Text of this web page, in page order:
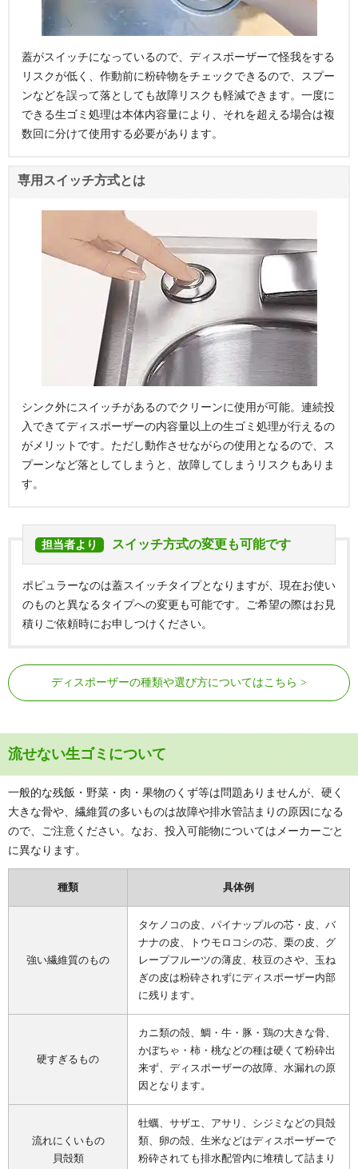
蓋がスイッチになっているので、ディスポーザーで怪我をする
リスクが低く、作動前に粉砕物をチェックできるので、スプー
ンなどを誤って落としても故障リスクも軽減できます。一度に
できる生ゴミ処理は本体内容量により、それを超える場合は複
数回に分けて使用する必要があります。
専用スイッチ方式とは
シンク外にスイッチがあるのでクリーンに使用が可能。連続投
入できてディスポーザーの内容量以上の生ゴミ処理が行えるの
がメリットです。ただし動作させながらの使用となるので、ス
プーンなど落としてしまうと、故障してしまうリスクもありま
す。
担当者より スイッチ方式の変更も可能です
ポピュラーなのは蓋スイッチタイプとなりますが、現在お使い
のものと異なるタイプへの変更も可能です。ご希望の際はお見
積りご依頼時にお申しつけください。
ディスポーザーの種類や選び方についてはこちら
流せない生ゴミについて
一般的な残飯・野菜・肉・果物のくず等は問題ありませんが、硬く
大きな骨や、繊維質の多いものは故障や排水管詰まりの原因になる
ので、ご注意ください。なお、投入可能物についてはメーカーごと
に異なります。
種類 具体例
強い繊維質のもの
タケノコの皮、パイナップルの芯・皮、バ
ナナの皮、トウモロコシの芯、栗の皮、グ
レープフルーツの薄皮、枝豆のさや、玉ね
ぎの皮は粉砕されずにディスポーザー内部
に残ります。
硬すぎるもの
カニ類の殻、鯛・牛・豚・鶏の大きな骨、
かぼちゃ・柿・桃などの種は硬くて粉砕出
来ず、ディスポーザーの故障、水漏れの原
因となります。
流れにくいもの
貝殻類
牡蠣、サザエ、アサリ、シジミなどの貝殻
類、卵の殻、生米などはディスポーザーで
粉砕されても排水配管内に堆積して詰まり